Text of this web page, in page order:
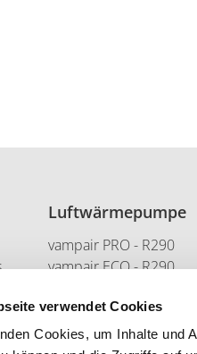
verwendet Cookies
Cookies, um Inhalte und
Luftwärmepumpe
vampair PRO - R290
vampair ECO - R290
Wärmepumpe und PV